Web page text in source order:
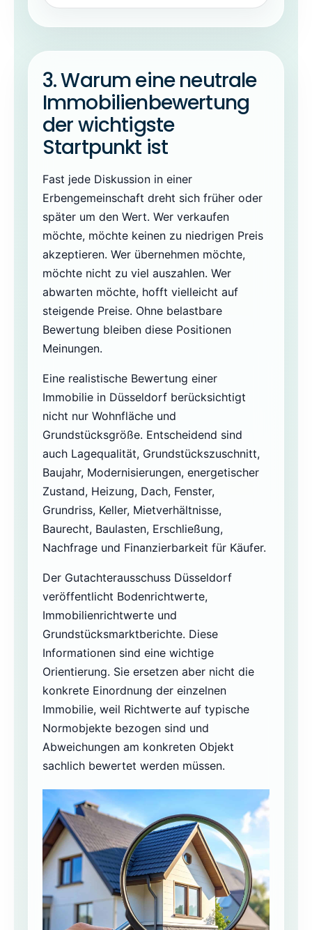
3. Warum eine neutrale
Immobilienbewertung
der wichtigste
Startpunkt ist
Fast jede Diskussion in einer
Erbengemeinschaft dreht sich früher oder
später um den Wert. Wer verkaufen
möchte, möchte keinen zu niedrigen Preis
akzeptieren. Wer übernehmen möchte,
möchte nicht zu viel auszahlen. Wer
abwarten möchte, hofft vielleicht auf
steigende Preise. Ohne belastbare
Bewertung bleiben diese Positionen
Meinungen.
Eine realistische Bewertung einer
Immobilie in Düsseldorf berücksichtigt
nicht nur Wohnfläche und
Grundstücksgröße. Entscheidend sind
auch Lagequalität, Grundstückszuschnitt,
Baujahr, Modernisierungen, energetischer
Zustand, Heizung, Dach, Fenster,
Grundriss, Keller, Mietverhältnisse,
Baurecht, Baulasten, Erschließung,
Nachfrage und Finanzierbarkeit für Käufer.
Der Gutachterausschuss Düsseldorf
veröffentlicht Bodenrichtwerte,
Immobilienrichtwerte und
Grundstücksmarktberichte. Diese
Informationen sind eine wichtige
Orientierung. Sie ersetzen aber nicht die
konkrete Einordnung der einzelnen
Immobilie, weil Richtwerte auf typische
Normobjekte bezogen sind und
Abweichungen am konkreten Objekt
sachlich bewertet werden müssen.